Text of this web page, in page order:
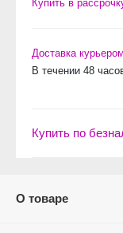
Купить в
Доставка курьером
В течении 48
Купить по
О товаре